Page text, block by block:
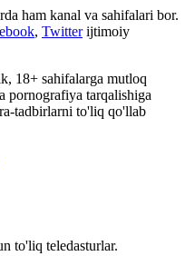
ham kanal va sahifalari bor.
, Twitter ijtimoiy
18+ sahifalarga mutloq
pornografiya tarqalishiga
tadbirlarni to'liq qo'llab
to'liq teledasturlar.